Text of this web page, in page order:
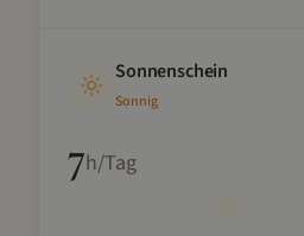
Sonnenschein
Sonnig
7h/Tag